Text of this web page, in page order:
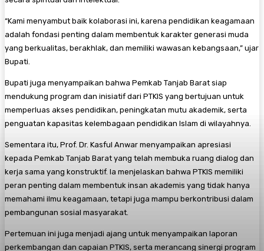
“Kami menyambut baik kolaborasi ini, karena pendidikan keagamaan
adalah fondasi penting dalam membentuk karakter generasi muda
yang berkualitas, berakhlak, dan memiliki wawasan kebangsaan,” ujar
Bupati.
Bupati juga menyampaikan bahwa Pemkab Tanjab Barat siap
mendukung program dan inisiatif dari PTKIS yang bertujuan untuk
memperluas akses pendidikan, peningkatan mutu akademik, serta
penguatan kapasitas kelembagaan pendidikan Islam di wilayahnya.
Sementara itu, Prof. Dr. Kasful Anwar menyampaikan apresiasi
kepada Pemkab Tanjab Barat yang telah membuka ruang dialog dan
kerja sama yang konstruktif. Ia menjelaskan bahwa PTKIS memiliki
peran penting dalam membentuk insan akademis yang tidak hanya
memahami ilmu keagamaan, tetapi juga mampu berkontribusi dalam
pembangunan sosial masyarakat.
Pertemuan ini juga menjadi ajang untuk menyampaikan laporan
perkembangan dan capaian PTKIS, serta merancang sinergi program